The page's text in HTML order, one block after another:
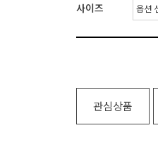
사이즈
관심상품